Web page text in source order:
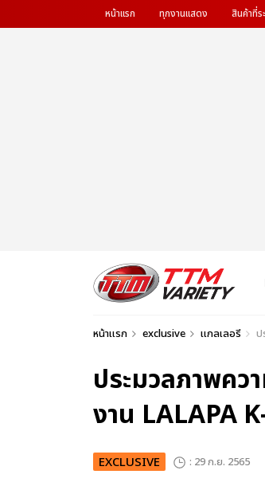
หน้าแรก ทุกงานแสดง สินค้าที่ร
หน้าแรก exclusive แกลเลอรี ป
ประมวลภาพคว
งาน LALAPA
EXCLUSIVE : 29 ก.ย. 2565